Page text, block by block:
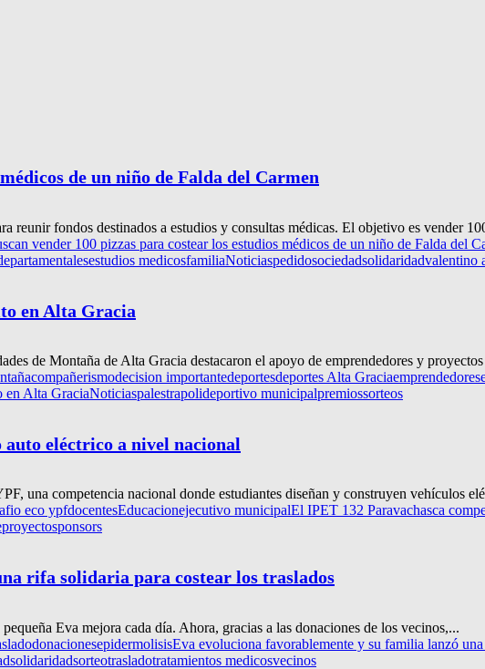
de un niño de Falda del Carmen
reunir fondos destinados a estudios y consultas médicas. El objetivo es vender
vender 100 pizzas para costear los estudios médicos de un niño de Falda del
estudios medicosfamiliaNoticiaspedidosociedadsolidaridadvalentino
en Alta Gracia
de Montaña de Alta Gracia destacaron el apoyo de emprendedores y
compañerismodecision importantedeportesdeportes Alta Graciaemprendedores
en Alta GraciaNoticiaspalestrapolideportivo municipalpremiossorteos
eléctrico a nivel nacional
una competencia nacional donde estudiantes diseñan y construyen vehículos
eco ypfdocentesEducacionejecutivo municipalEl IPET 132 Paravachasca
proyectosponsors
rifa solidaria para costear los traslados
Eva mejora cada día. Ahora, gracias a las donaciones de los vecinos,...
donacionesepidermolisisEva evoluciona favorablemente y su familia lanzó
solidaridadsorteotrasladotratamientos medicosvecinos